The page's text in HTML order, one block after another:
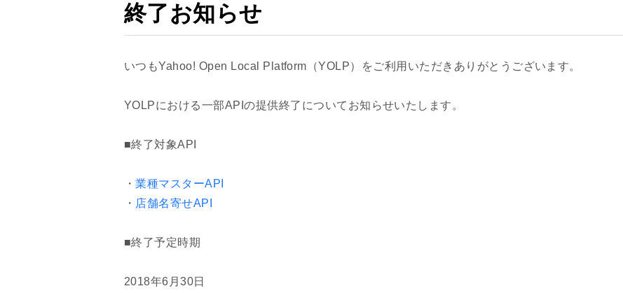
終了お知らせ
いつもYahoo! Open Local Platform（YOLP）をご利用いただきありがとうございます。
YOLPにおける一部APIの提供終了についてお知らせいたします。
■終了対象API
・業種マスターAPI
・ 店舗名寄せAPI
■終了予定時期
2018年6月30日